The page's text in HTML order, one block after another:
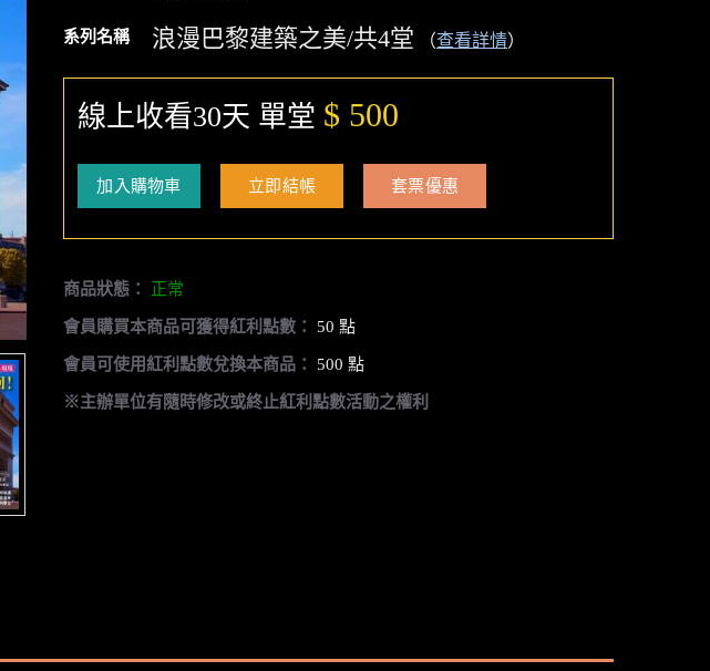
系列名稱 浪漫巴黎建築之美/共4堂 （查看詳情）
線上收看30天 單堂 $ 500
加入購物車 立即結帳 套票優惠
商品狀態： 正常
會員購買本商品可獲得紅利點數： 50 點
會員可使用紅利點數兌換本商品： 500 點
※主辦單位有隨時修改或終止紅利點數活動之權利